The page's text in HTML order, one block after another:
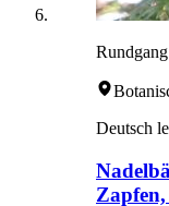
Rundgang
Deutsch